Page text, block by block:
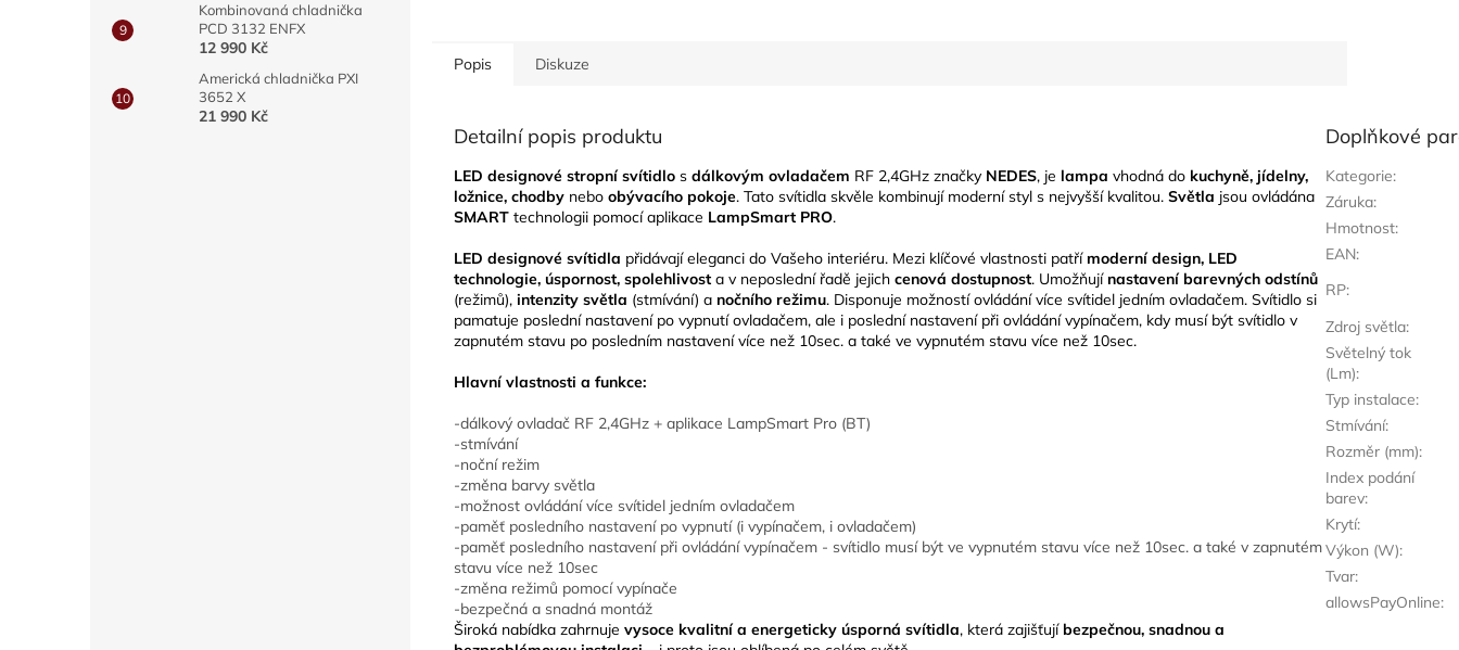
Kombinovaná chladnička
PCD 3132 ENFX
12 990 Kč
Americká chladnička PXI
3652 X
21 990 Kč
Popis Diskuze
Detailní popis produktu
LED designové stropní svítidlo s dálkovým ovladačem RF 2,4GHz značky NEDES, je lampa vhodná do kuchyně, jídelny,
ložnice, chodby nebo obývacího pokoje. Tato svítidla skvěle kombinují moderní styl s nejvyšší kvalitou. Světla jsou ovládána
SMART technologii pomocí aplikace LampSmart PRO.
LED designové svítidla přidávají eleganci do Vašeho interiéru. Mezi klíčové vlastnosti patřímoderní design, LED
technologie, úspornost, spolehlivost a v neposlední řadě jejich cenová dostupnost. Umožňujínastavení barevných odstínů
(režimů), intenzity světla (stmívání) a nočního režimu. Disponuje možností ovládání více svítidel jedním ovladačem. Svítidlo si
pamatuje poslední nastavení po vypnutí ovladačem, ale i poslední nastavení při ovládání vypínačem, kdy musí být svítidlo v
zapnutém stavu po posledním nastavení více než 10sec. a také ve vypnutém stavu více než 10sec.
Hlavní vlastnosti a funkce:
-dálkový ovladač RF 2,4GHz + aplikace LampSmart Pro (BT)
-stmívání
-noční režim
-změna barvy světla
-možnost ovládání více svítidel jedním ovladačem
-paměť posledního nastavení po vypnutí (i vypínačem, i ovladačem)
-paměť posledního nastavení při ovládání vypínačem - svítidlo musí být ve vypnutém stavu více než 10sec. a také v zapnutém
stavu více než 10sec
-změna režimů pomocí vypínače
-bezpečná a snadná montáž
Široká nabídka zahrnuje vysoce kvalitní a energeticky úsporná svítidla, která zajišťují bezpečnou, snadnou a
Doplňkové
Kategorie:
Záruka:
Hmotnost:
EAN:
RP:
Zdroj světla:
Světelný tok
(Lm):
Typ instalace:
Stmívání:
Rozměr (mm):
Index podání
barev:
Krytí:
Výkon (W):
Tvar:
allowsPayOnline: